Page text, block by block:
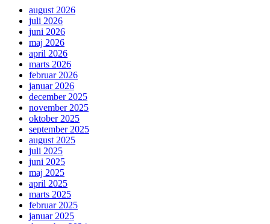
august 2026
juli 2026
juni 2026
maj 2026
april 2026
marts 2026
februar 2026
januar 2026
december 2025
november 2025
oktober 2025
september 2025
august 2025
juli 2025
juni 2025
maj 2025
april 2025
marts 2025
februar 2025
januar 2025